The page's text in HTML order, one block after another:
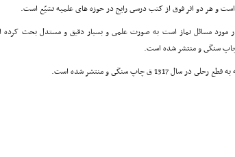
است و هر دو اثر فوق از کتب درسى رایج در حوزه هاى علمیه تشیّع است.